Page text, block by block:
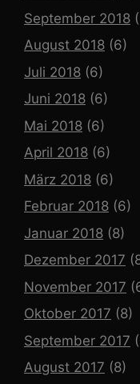
September 2018
August 2018 (6)
Juli 2018 (6)
Juni 2018 (6)
Mai 2018 (6)
April 2018 (6)
März 2018 (6)
Februar 2018 (6)
Januar 2018 (8)
Dezember 2017
November 2017
Oktober 2017 (8)
September 2017
August 2017 (8)